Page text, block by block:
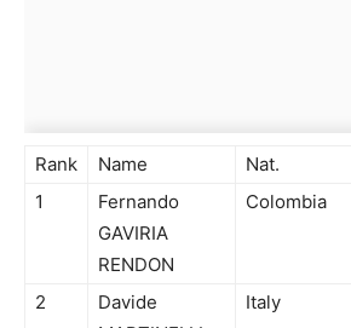
Rank Name Nat.
1
Fernando
GAVIRIA
RENDON
Colombia
2
Davide
Italy